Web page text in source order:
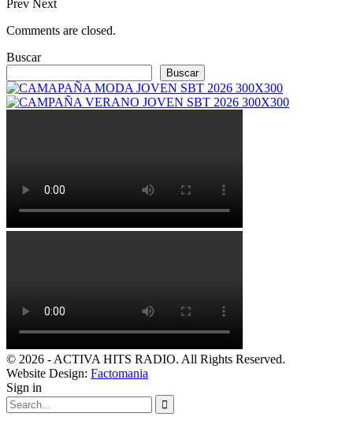
Prev Next
Comments are closed.
Buscar
Buscar
© 2026 - ACTIVA HITS RADIO. All Rights Reserved.
Website Design: Factomania
Sign in